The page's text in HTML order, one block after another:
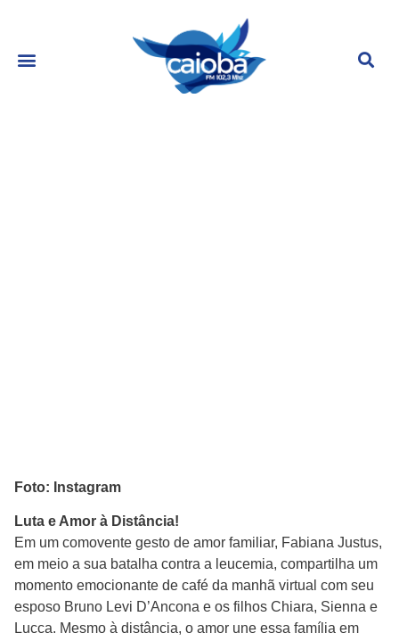
Foto: Instagram
Luta e Amor à Distância!
Em um comovente gesto de amor familiar, Fabiana Justus,
em meio a sua batalha contra a leucemia, compartilha um
momento emocionante de café da manhã virtual com seu
esposo Bruno Levi D’Ancona e os filhos Chiara, Sienna e
Lucca. Mesmo à distância, o amor une essa família em